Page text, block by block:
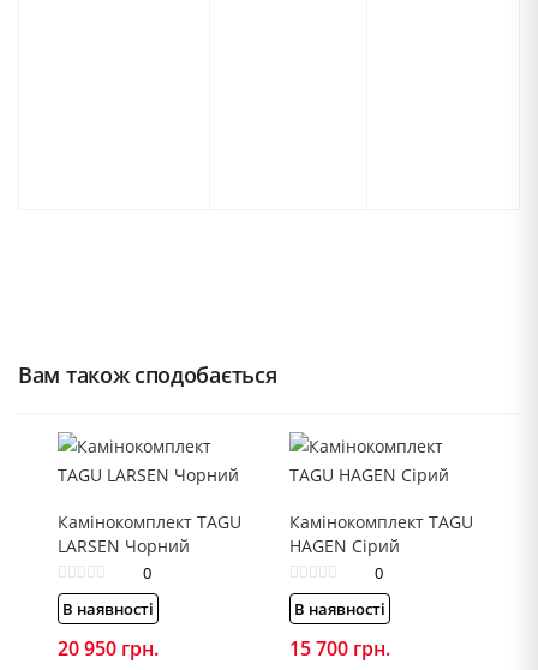
Вам також сподобається
Камінокомплект TAGU
LARSEN Чорний
0
В наявності
20 950 грн.
Камінокомплект TAGU
HAGEN Сірий
0
В наявності
15 700 грн.